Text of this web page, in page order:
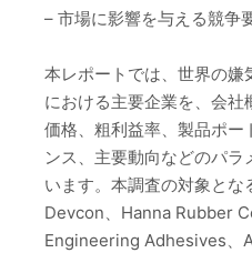
– 市場に影響を与える競争
本レポートでは、世界の
における主要企業を、会社
価格、粗利益率、製品ポ
ンス、主要動向などのパ
います。本調査の対象と
Devcon、Hanna Rubber
Engineering Adhesives、